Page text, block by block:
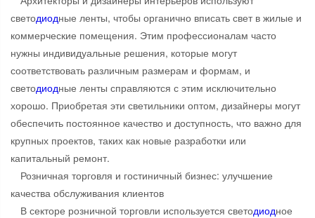
светодиодные ленты, чтобы органично вписать свет в жилые и
коммерческие помещения. Этим профессионалам часто
нужны индивидуальные решения, которые могут
соответствовать различным размерам и формам, и
светодиодные ленты справляются с этим исключительно
хорошо. Приобретая эти светильники оптом, дизайнеры могут
обеспечить постоянное качество и доступность, что важно для
крупных проектов, таких как новые разработки или
капитальный ремонт.
Розничная торговля и гостиничный бизнес: улучшение
качества обслуживания клиентов
В секторе розничной торговли используется светодиодное